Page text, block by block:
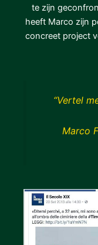
te zijn
heeft Marco zijn
concreet project
“Vertel
Marco